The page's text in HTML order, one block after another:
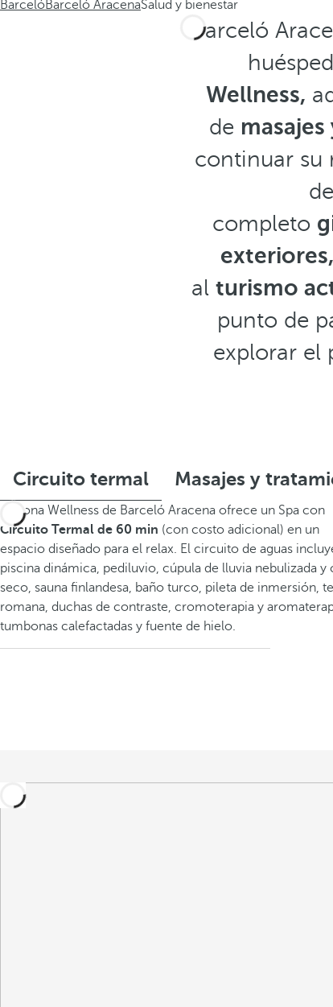
BarcelóBarceló AracenaSalud y bienestar
Barceló
Wellness,
de
continuar su
completo
exteriores,
al turismo
punto de
explorar el
Circuito termal Masajes y
La zona Wellness de Barceló Aracena ofrece un Spa con
Circuito Termal de 60 min (con costo adicional) en un
espacio diseñado para el relax. El circuito de aguas
piscina dinámica, pediluvio, cúpula de lluvia nebulizada y
seco, sauna finlandesa, baño turco, pileta de inmersión,
romana, duchas de contraste, cromoterapia y
tumbonas calefactadas y fuente de hielo.